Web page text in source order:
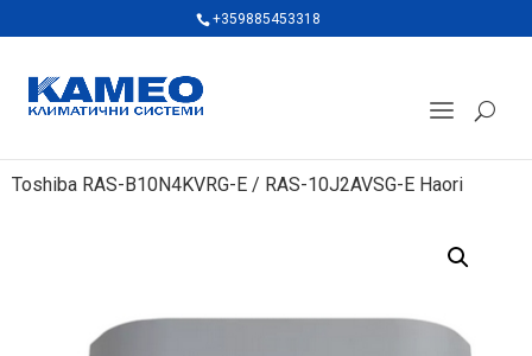
+359885453318
Toshiba RAS-B10N4KVRG-E / RAS-10J2AVSG-E Haori